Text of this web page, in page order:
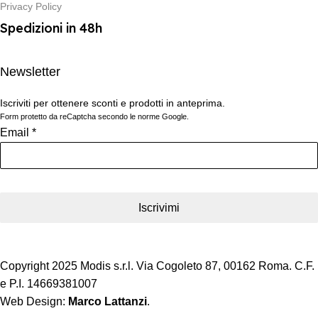
Privacy Policy
Spedizioni in 48h
Newsletter
Iscriviti per ottenere sconti e prodotti in anteprima.
Form protetto da reCaptcha secondo le norme Google.
Email *
Iscrivimi
Copyright 2025 Modis s.r.l. Via Cogoleto 87, 00162 Roma. C.F.
e P.I. 14669381007
Web Design: Marco Lattanzi.